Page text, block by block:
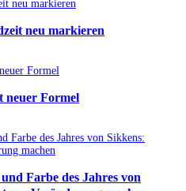
neu markieren
neuer Formel
Farbe des Jahres von